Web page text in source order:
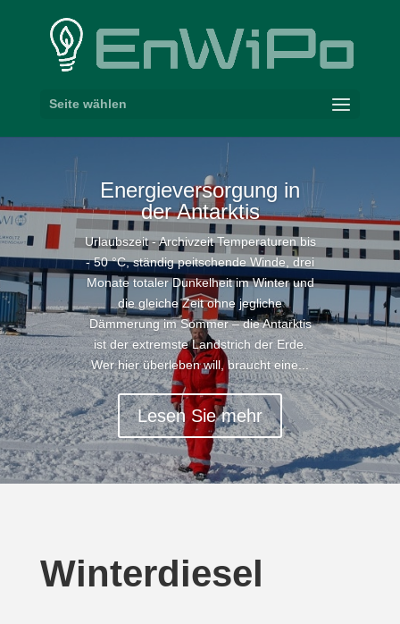
Seite wählen
Ener­gie­ver­sorgung in
der Antarktis
Urlaubszeit - Archivzeit Temperaturen bis
- 50 °C, ständig peitschende Winde, drei
Monate totaler Dunkelheit im Winter und
die gleiche Zeit ohne jegliche
Dämmerung im Sommer – die Antarktis
ist der extremste Landstrich der Erde.
Wer hier überleben will, braucht eine...
Lesen Sie mehr
Winterdiesel